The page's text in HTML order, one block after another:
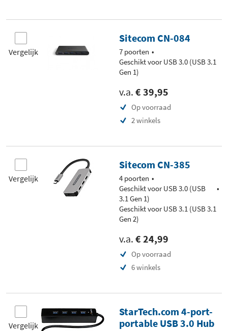
Vergelijk
Sitecom CN-084
7 poorten
Geschikt voor USB 3.0 (USB 3.1
Gen 1)
v.a. € 39,95
Op voorraad
2 winkels
Vergelijk
Sitecom CN-385
4 poorten
Geschikt voor USB 3.0 (USB
3.1 Gen 1)
Geschikt voor USB 3.1 (USB 3.1
Gen 2)
v.a. € 24,99
Op voorraad
6 winkels
Vergelijk
StarTech.com 4-port-
portable USB 3.0 Hub